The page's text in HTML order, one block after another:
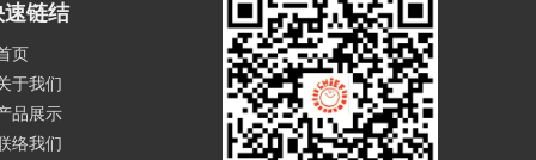
速链结
页
于我们
品展示
络我们